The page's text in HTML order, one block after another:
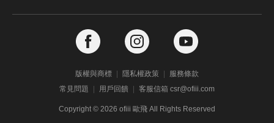
版權與商標 隱私權政策
服務條款
常見問題
用戶回饋 客服信箱 csr@ofiii.com
Copyright © 2026 ofiii 歐飛 All Rights Reserved